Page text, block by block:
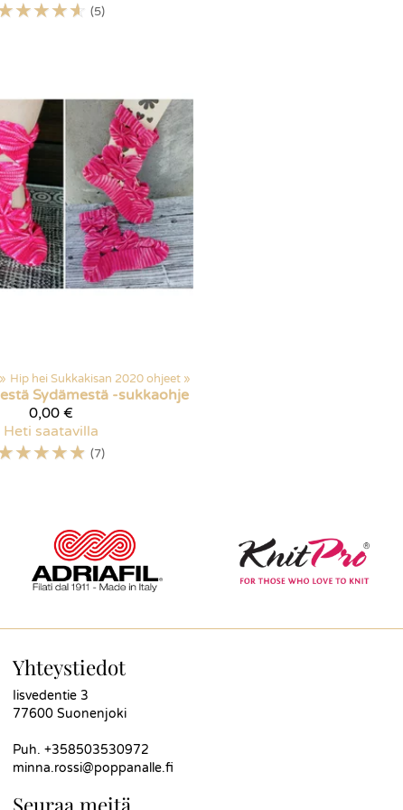
☆☆☆☆ (5)
‪» Hip hei Sukkakisan 2020 ohjeet ‪»
Sydämestä -sukkaohje
0,00 €
Heti saatavilla
☆☆☆☆ (7)
Yhteystiedot
Iisvedentie 3
77600 Suonenjoki
Puh. +358503530972
minna.rossi@poppanalle.fi